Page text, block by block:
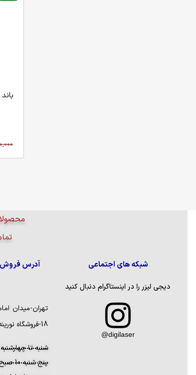
شبکه های اجتماعی
دیجی لیزر را در اینستاگرام دنبال کنید
digilaser@
آدرس فروش
تهران-میدان
18-فروشگاه نورینه
شنبه تا چهارشنبه ساعت 10
پنج شنبه 10 صبح تا 4 بعداز ظهر